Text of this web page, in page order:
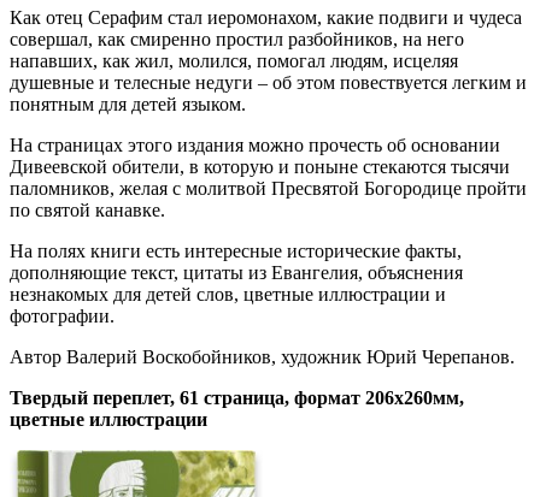
Как отец Серафим стал иеромонахом, какие подвиги и чудеса
совершал, как смиренно простил разбойников, на него
напавших, как жил, молился, помогал людям, исцеляя
душевные и телесные недуги – об этом повествуется легким и
понятным для детей языком.
На страницах этого издания можно прочесть об основании
Дивеевской обители, в которую и поныне стекаются тысячи
паломников, желая с молитвой Пресвятой Богородице пройти
по святой канавке.
На полях книги есть интересные исторические факты,
дополняющие текст, цитаты из Евангелия, объяснения
незнакомых для детей слов, цветные иллюстрации и
фотографии.
Автор Валерий Воскобойников, художник Юрий Черепанов.
Твердый переплет, 61 страница, формат 206х260мм,
цветные иллюстрации